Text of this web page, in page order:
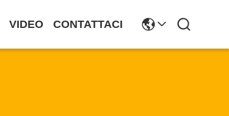
VIDEO CONTATTACI